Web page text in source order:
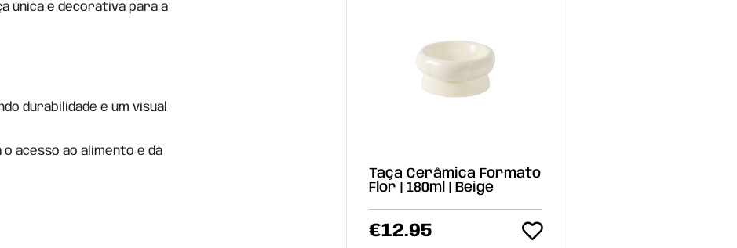
única e decorativa para a
durabilidade e um visual
acesso ao alimento e dá
Taça Cerâmica Formato
Flor | 180ml | Beige
€12.95